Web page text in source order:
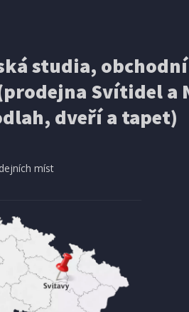
studia,
Svítidel a
dveří a tapet)
míst